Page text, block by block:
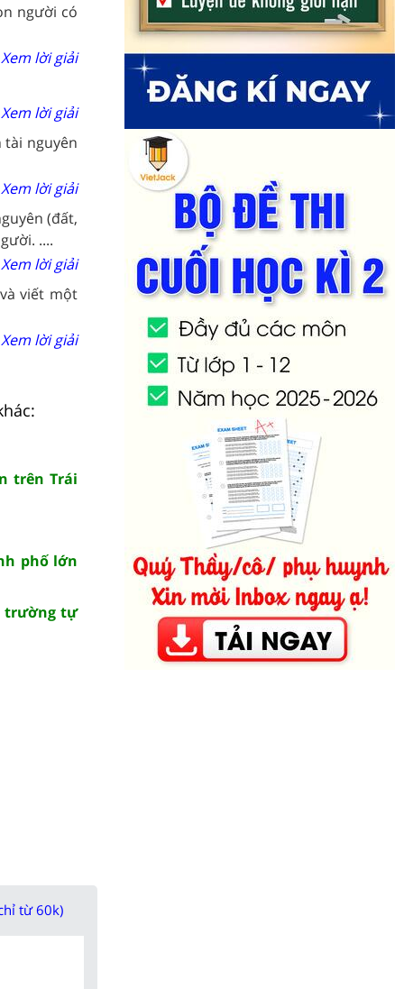
người có
Xem lời giải
Xem lời giải
tài nguyên
Xem lời giải
(đất,
....
Xem lời giải
viết một
Xem lời giải
trên Trái
phố lớn
trường tự
từ 60k)